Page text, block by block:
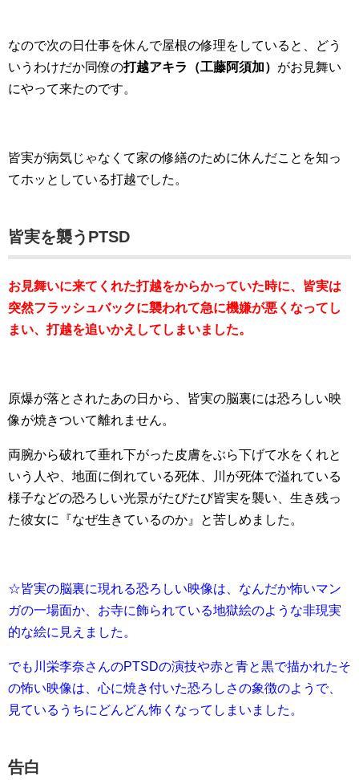
なので次の日仕事を休んで屋根の修理をしていると、どう
いうわけだか同僚の打越アキラ（工藤阿須加） がお見舞い
にやって来たのです。
皆実が病気じゃなくて家の修繕のために休んだことを知っ
てホッとしている打越でした。
皆実を襲うPTSD
お見舞いに来てくれた打越をからかっていた時に、 皆実は
突然フラッシュバックに襲われて急に機嫌が悪くなってし
まい、打越を追いかえしてしまいました。
原爆が落とされたあの日から、皆実の脳裏には恐ろしい映
像が焼きついて離れません。
両腕から破れて垂れ下がった皮膚をぶら下げて水をくれと
いう人や、地面に倒れている死体、川が死体で溢れている
様子などの恐ろしい光景がたびたび皆実を襲い、生き残っ
た彼女に『なぜ生きているのか』と苦しめました。
☆皆実の脳裏に現れる恐ろしい映像は、なんだか怖いマン
ガの一場面か、お寺に飾られている地獄絵のような非現実
的な絵に見えました。
でも川栄李奈さんのPTSDの演技や赤と青と黒で描かれたそ
の怖い映像は、心に焼き付いた恐ろしさの象徴のようで、
見ているうちにどんどん怖くなってしまいました。
告白